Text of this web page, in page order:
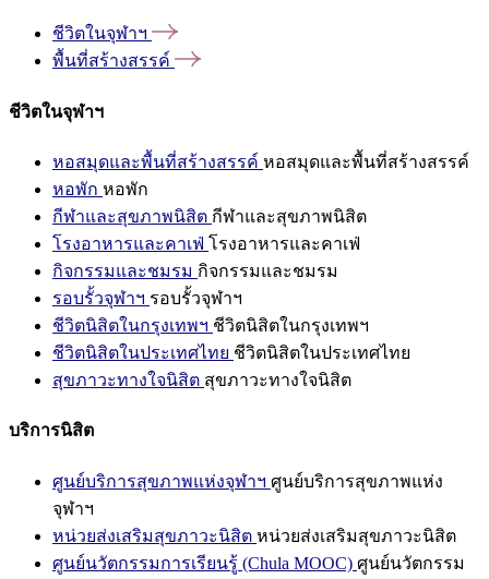
ชีวิตในจุฬาฯ
พื้นที่สร้างสรรค์
ชีวิตในจุฬาฯ
หอสมุดและพื้นที่สร้างสรรค์ หอสมุดและพื้นที่สร้างสรรค์
หอพัก หอพัก
กีฬาและสุขภาพนิสิต กีฬาและสุขภาพนิสิต
โรงอาหารและคาเฟ่ โรงอาหารและคาเฟ่
กิจกรรมและชมรม กิจกรรมและชมรม
รอบรั้วจุฬาฯ รอบรั้วจุฬาฯ
ชีวิตนิสิตในกรุงเทพฯ ชีวิตนิสิตในกรุงเทพฯ
ชีวิตนิสิตในประเทศไทย ชีวิตนิสิตในประเทศไทย
สุขภาวะทางใจนิสิต สุขภาวะทางใจนิสิต
บริการนิสิต
ศูนย์บริการสุขภาพแห่งจุฬาฯ ศูนย์บริการสุขภาพแห่ง
จุฬาฯ
หน่วยส่งเสริมสุขภาวะนิสิต หน่วยส่งเสริมสุขภาวะนิสิต
ศูนย์นวัตกรรมการเรียนรู้ (Chula MOOC) ศูนย์นวัตกรรม